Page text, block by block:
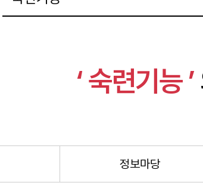
‘ 숙련기능 ’
정보마당